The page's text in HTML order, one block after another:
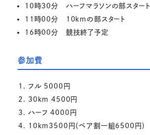
10時30分 ハーフマラソンの部スタート
11時00分 10kmの部スタート
16時00分 競技終了予定
参加費
フル 5000円
30km 4500円
ハーフ 4000円
10km3500円（ペア割一組6500円）